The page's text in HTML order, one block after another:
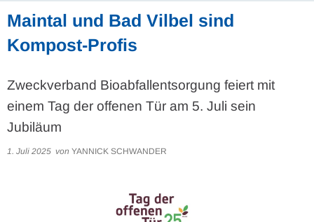
Maintal und Bad Vilbel sind
Kompost-Profis
Zweckverband Bioabfallentsorgung feiert mit
einem Tag der offenen Tür am 5. Juli sein
Jubiläum
1. Juli 2025 von YANNICK SCHWANDER